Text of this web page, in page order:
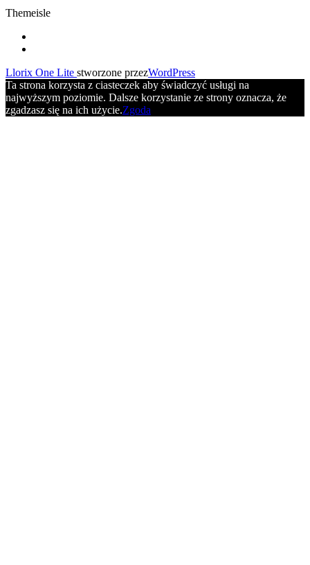
Themeisle
Drugie
menu
Llorix One Lite stworzone przezWordPress
Ta strona korzysta z ciasteczek aby świadczyć usługi na
najwyższym poziomie. Dalsze korzystanie ze strony oznacza, że
zgadzasz się na ich użycie.Zgoda